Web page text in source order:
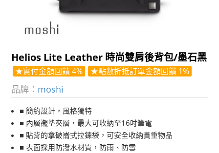
Helios Lite Leather 時尚雙肩後背包/墨石黑
★實付金額回饋 4% ★點數折抵訂單金額回饋 1%
品牌： moshi
■ 簡約設計，風格獨特
■ 內層襯墊夾層，最大可收納至16吋筆電
■ 貼背的拿破崙式拉鍊袋，可安全收納貴重物品
■ 表面採用防潑水材質，防雨、防雪